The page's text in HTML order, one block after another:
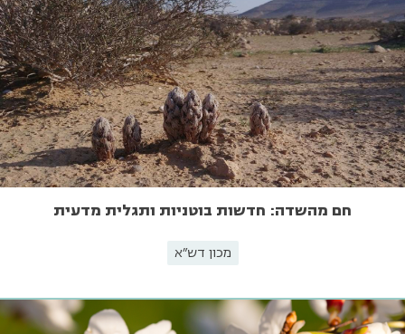
חם מהשדה: חדשות בוטניות ותגלית מדעית
מכון דש"א